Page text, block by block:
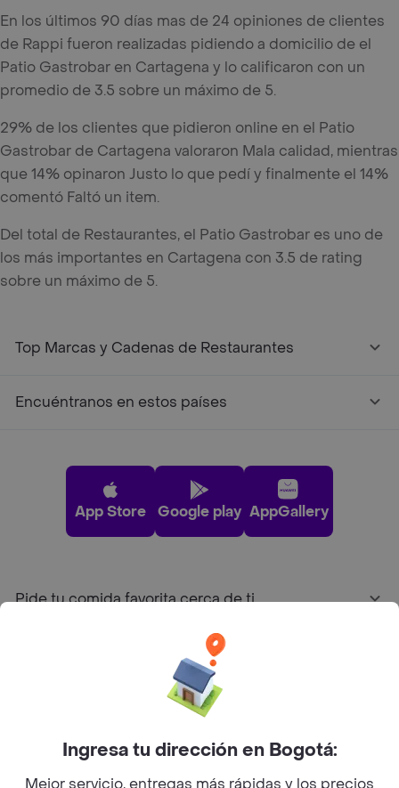
En los últimos 90 días mas de 24 opiniones de clientes
de Rappi fueron realizadas pidiendo a domicilio de el
Patio Gastrobar en Cartagena y lo calificaron con un
promedio de 3.5 sobre un máximo de 5.
29% de los clientes que pidieron online en el Patio
Gastrobar de Cartagena valoraron Mala calidad, mientras
que 14% opinaron Justo lo que pedí y finalmente el 14%
comentó Faltó un item.
Del total de Restaurantes, el Patio Gastrobar es uno de
los más importantes en Cartagena con 3.5 de rating
sobre un máximo de 5.
Top Marcas y Cadenas de Restaurantes
Encuéntranos en estos países
App Store Google play AppGallery
Pide tu comida favorita cerca de ti
Sobre RappiIngresa tu dirección en Bogotá:
Mejor servicio, entregas más rápidas y los precios